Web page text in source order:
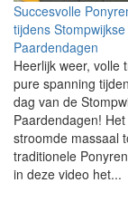
Succesvolle
tijdens Stompwijkse
Paardendagen
Heerlijk weer, volle
pure spanning
dag van de
Paardendagen!
stroomde massaal
traditionele
in deze video het...